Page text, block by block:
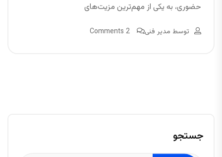
حضوری، به یکی از مهم‌ترین مزیت‌های
توسط مدیر فنی 2 Comments
جستجو